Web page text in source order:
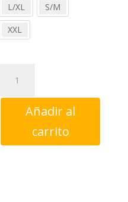
L/XL
S/M
XXL
Coline
sari
bombachoAñadir al
carrito